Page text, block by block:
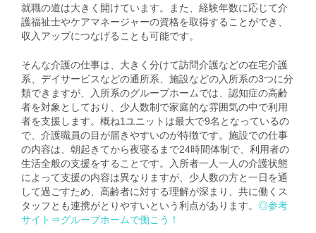
就職の道は大きく開けています。また、経験年数に応じて介
護福祉士やケアマネージャーの資格を取得することができ、
収入アップにつなげることも可能です。
そんな介護の仕事は、大きく分けて訪問介護などの在宅介護
系、デイサービスなどの通所系、施設などの入所系の3つに分
類できますが、入所系のグループホームでは、認知症の高齢
者を対象としており、少人数制で家庭的な雰囲気の中で利用
者を支援します。概ね1ユニットは最大で9名となっているの
で、介護職員の目が届きやすいのが特徴です。施設での仕事
の内容は、朝起きてから夜寝るまで24時間体制で、利用者の
生活全般の支援をすることです。入所者一人一人の介護状態
によって支援の内容は異なりますが、少人数の方と一日を通
して過ごすため、高齢者に対する理解が深まり、共に働くス
タッフとも連携がとりやすいという利点があります。 ◎参考
サイト⇒グループホームで働こう！